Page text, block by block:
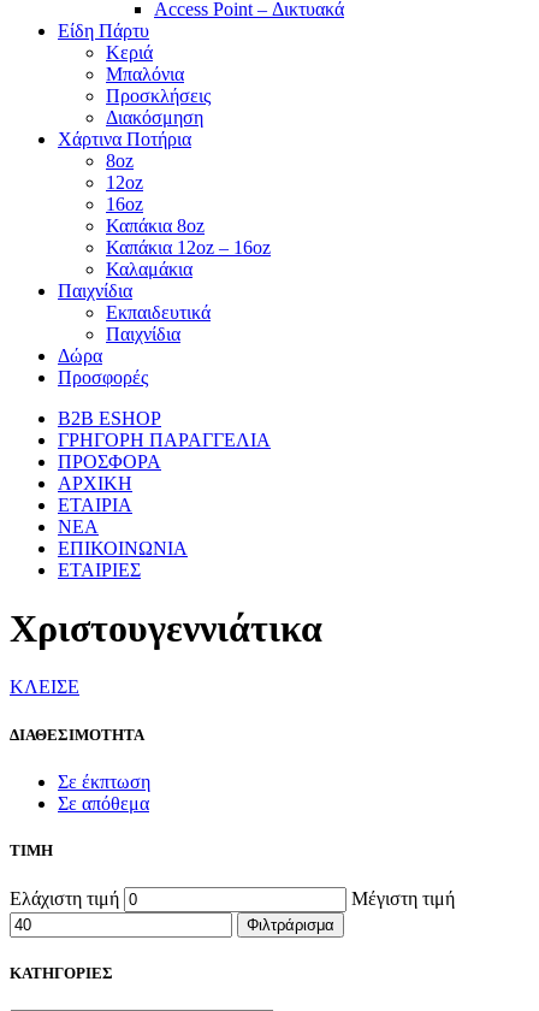
Access Point – Δικτυακά
Είδη Πάρτυ
Κεριά
Μπαλόνια
Προσκλήσεις
Διακόσμηση
Χάρτινα Ποτήρια
8oz
12oz
16oz
Καπάκια 8oz
Καπάκια 12oz – 16oz
Καλαμάκια
Παιχνίδια
Εκπαιδευτικά
Παιχνίδια
Δώρα
Προσφορές
B2B ESHOP
ΓΡΗΓΟΡΗ ΠΑΡΑΓΓΕΛΙΑ
ΠΡΟΣΦΟΡΑ
ΑΡΧΙΚΗ
ΕΤΑΙΡΙΑ
ΝΕΑ
ΕΠΙΚΟΙΝΩΝΙΑ
ΕΤΑΙΡΙΕΣ
Χριστουγεννιάτικα
ΚΛΕΙΣΕ
ΔΙΑΘΕΣΙΜΟΤΗΤΑ
Σε έκπτωση
Σε απόθεμα
ΤΙΜΗ
Ελάχιστη τιμή Μέγιστη τιμή
Φιλτράρισμα
ΚΑΤΗΓΟΡΙΕΣ